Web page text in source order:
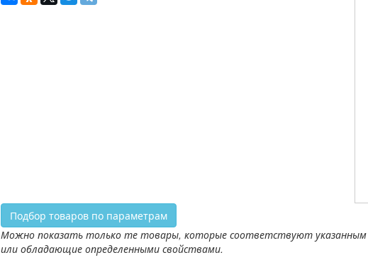
Подбор товаров по параметрам
Можно показать только те товары, которые соответствуют указанным
или обладающие определенными свойствами.